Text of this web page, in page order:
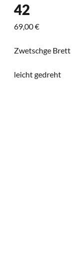
42
69,00€
Zwetschge Brett
leicht gedreht